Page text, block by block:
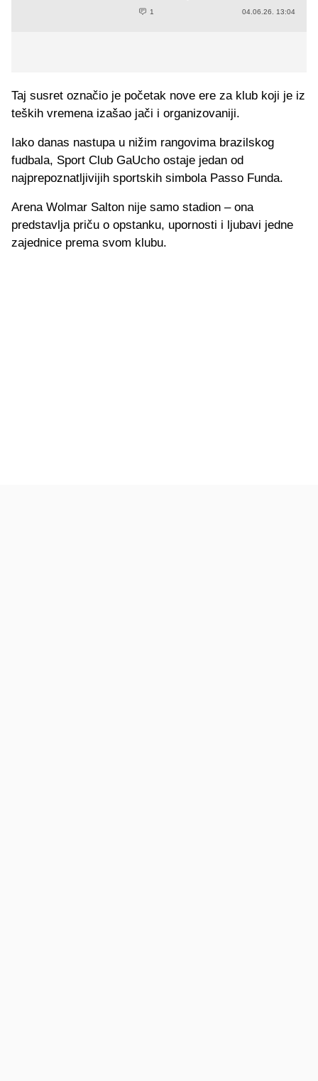
1 04.06.26. 13:04
Taj susret označio je početak nove ere za klub koji je iz
teških vremena izašao jači i organizovaniji.
Iako danas nastupa u nižim rangovima brazilskog
fudbala, Sport Club GaUcho ostaje jedan od
najprepoznatljivijih sportskih simbola Passo Funda.
Arena Wolmar Salton nije samo stadion – ona
predstavlja priču o opstanku, upornosti i ljubavi jedne
zajednice prema svom klubu.